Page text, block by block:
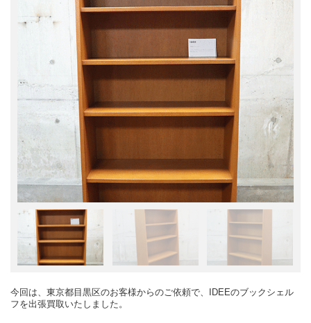
今回は、東京都目黒区のお客様からのご依頼で、IDEEのブックシェル
フを出張買取いたしました。